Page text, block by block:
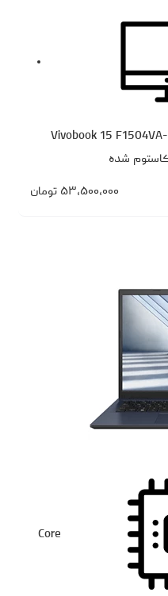
لپ تاپ 15.6 اینچی ایسوس مدل Vivobook 15 F1504VA-
۵۳،۵۰۰،۰۰۰ تومان
Core